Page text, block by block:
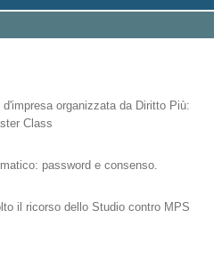
organizzata da Diritto Più:
Class
password e consenso.
il ricorso dello Studio contro MPS